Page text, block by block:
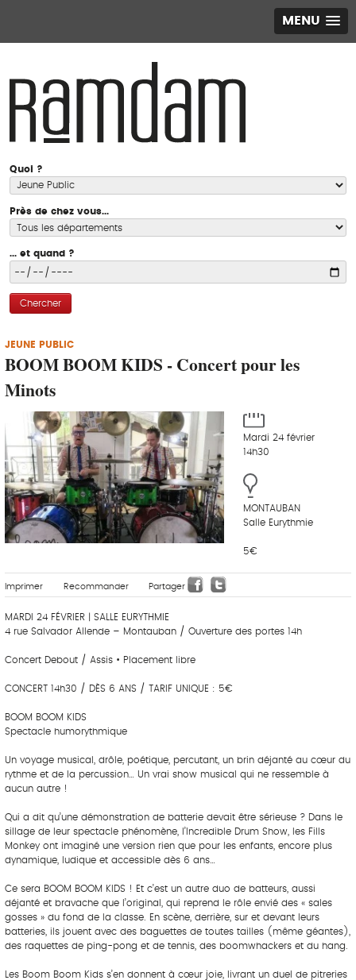
MENU
Quoi ?
Près de chez vous...
... et quand ?
Chercher
JEUNE PUBLIC
BOOM BOOM KIDS - Concert pour les
Minots
Mardi 24 février
14h30
MONTAUBAN
Salle Eurythmie
5€
Imprimer Recommander Partager
MARDI 24 FÉVRIER | SALLE EURYTHMIE
4 rue Salvador Allende – Montauban / Ouverture des portes 14h
Concert Debout / Assis • Placement libre
CONCERT 14h30 / DÈS 6 ANS / TARIF UNIQUE : 5€
BOOM BOOM KIDS
Spectacle humorythmique
Un voyage musical, drôle, poétique, percutant, un brin déjanté au cœur du
rythme et de la percussion… Un vrai show musical qui ne ressemble à
aucun autre !
Qui a dit qu’une démonstration de batterie devait être sérieuse ? Dans le
sillage de leur spectacle phénomène, l’Incredible Drum Show, les Fills
Monkey ont imaginé une version rien que pour les enfants, encore plus
dynamique, ludique et accessible dès 6 ans…
Ce sera BOOM BOOM KIDS ! Et c’est un autre duo de batteurs, aussi
déjanté et bravache que l’original, qui reprend le rôle envié des « sales
gosses » du fond de la classe. En scène, derrière, sur et devant leurs
batteries, ils jouent avec des baguettes de toutes tailles (même géantes),
des raquettes de ping-pong et de tennis, des boomwhackers et du hang.
Les Boom Boom Kids s’en donnent à cœur joie, livrant un duel de pitreries